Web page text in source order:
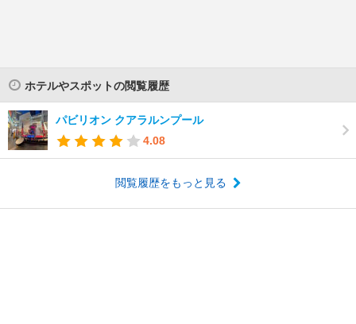
ホテルやスポットの閲覧履歴
パビリオン クアラルンプール
4.08
閲覧履歴をもっと見る